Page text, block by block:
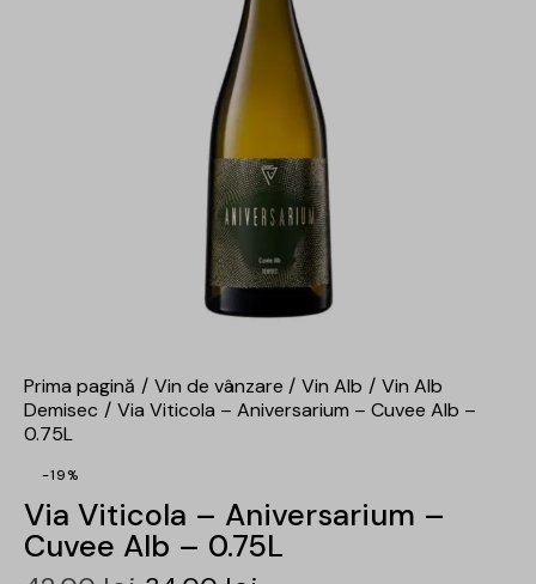
Prima pagină Vin de vânzare Vin Alb
Vin Alb
Demisec
Via Viticola – Aniversarium – Cuvee Alb –
0.75L
-19%
Via Viticola – Aniversarium –
Cuvee Alb – 0.75L